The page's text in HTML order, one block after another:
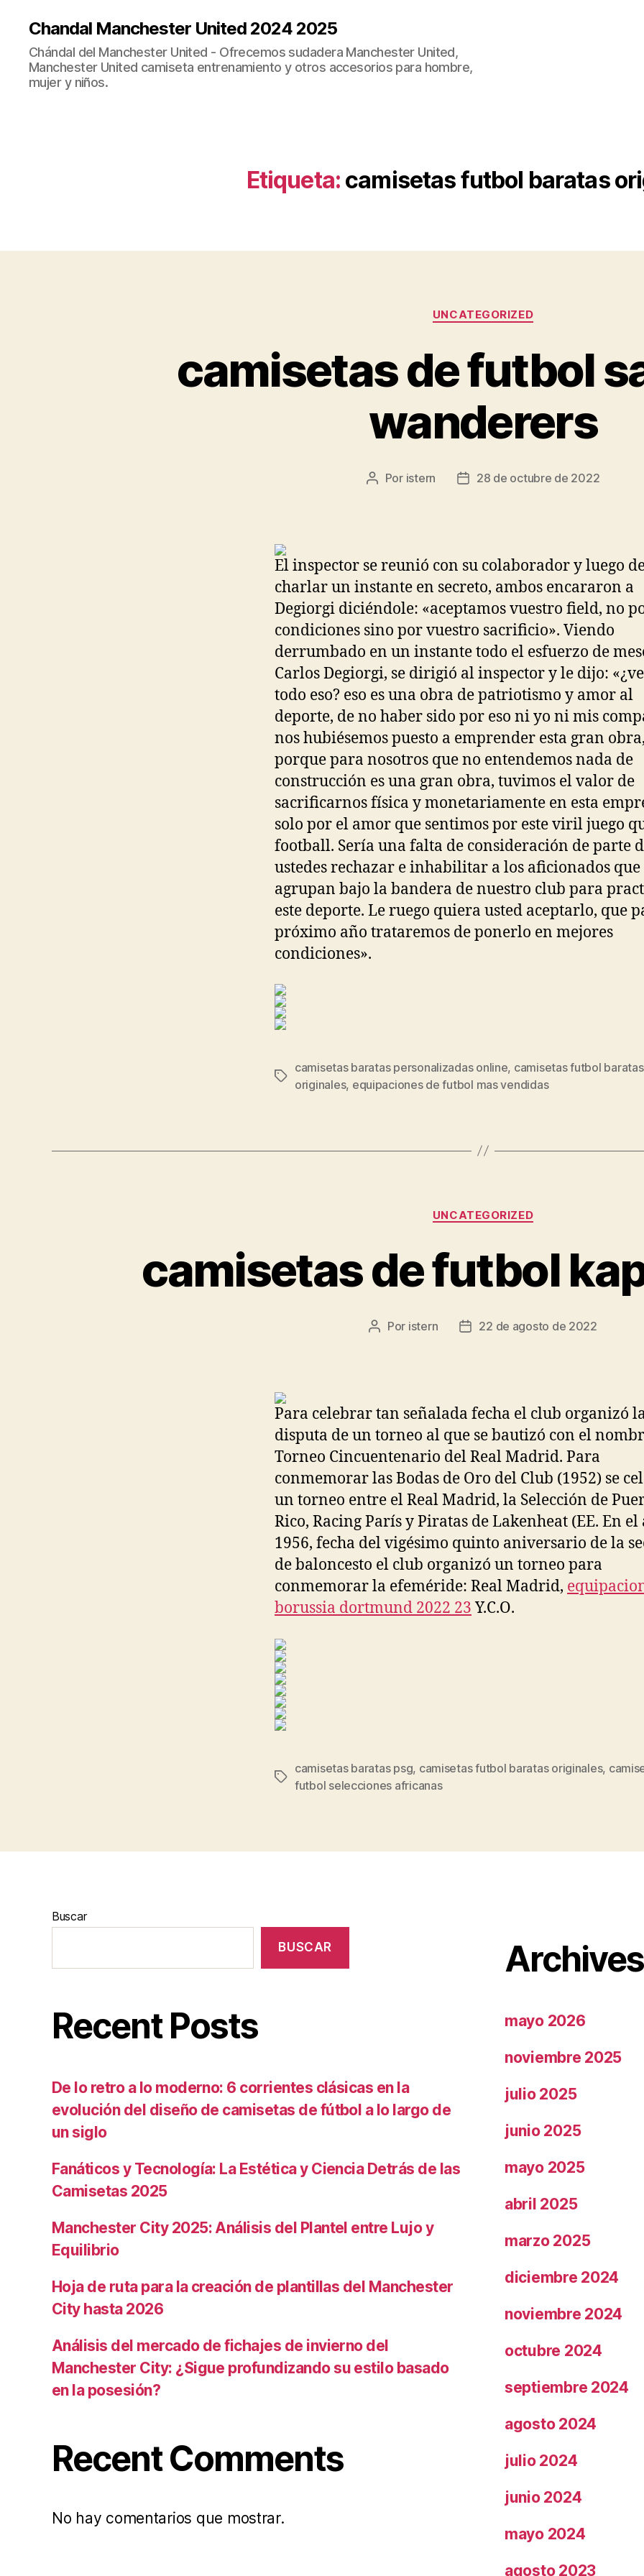
Chandal Manchester United 2024 2025
Chándal del Manchester United - Ofrecemos sudadera Manchester United,
Manchester United camiseta entrenamiento y otros accesorios para hombre,
mujer y niños.
Etiqueta: camisetas futbol baratas
Categorías
UNCATEGORIZED
camisetas de futbol
wanderers
Autor
Por istern
Fecha28 de octubre de 2022
El inspector se reunió con su colaborador y luego
charlar un instante en secreto, ambos encararon a
Degiorgi diciéndole: «aceptamos vuestro field, no
condiciones sino por vuestro sacrificio». Viendo
derrumbado en un instante todo el esfuerzo de
Carlos Degiorgi, se dirigió al inspector y le dijo:
todo eso? eso es una obra de patriotismo y amor al
deporte, de no haber sido por eso ni yo ni mis
nos hubiésemos puesto a emprender esta gran
porque para nosotros que no entendemos nada de
construcción es una gran obra, tuvimos el valor de
sacrificarnos física y monetariamente en esta
solo por el amor que sentimos por este viril juego
football. Sería una falta de consideración de parte
ustedes rechazar e inhabilitar a los aficionados que
agrupan bajo la bandera de nuestro club para
este deporte. Le ruego quiera usted aceptarlo, que
próximo año trataremos de ponerlo en mejores
condiciones».
Etiquetas
camisetas baratas personalizadas online, camisetas futbol baratas
originales, equipaciones de futbol mas vendidas
Categorías
UNCATEGORIZED
camisetas de futbol
Autor
Por istern
Fecha22 de agosto de 2022
Para celebrar tan señalada fecha el club organizó
disputa de un torneo al que se bautizó con el
Torneo Cincuentenario del Real Madrid. Para
conmemorar las Bodas de Oro del Club (1952) se
un torneo entre el Real Madrid, la Selección de
Rico, Racing París y Piratas de Lakenheat (EE. En el
1956, fecha del vigésimo quinto aniversario de la
de baloncesto el club organizó un torneo para
conmemorar la efeméride: Real Madrid,
borussia dortmund 2022 23Y.C.O.
Etiquetas
camisetas baratas psg, camisetas futbol baratas originales,
futbol selecciones africanas
Buscar
BUSCAR
Recent Posts
De lo retro a lo moderno: 6 corrientes clásicas en la
evolución del diseño de camisetas de fútbol a lo largo de
un siglo
Fanáticos y Tecnología: La Estética y Ciencia Detrás de las
Camisetas 2025
Manchester City 2025: Análisis del Plantel entre Lujo y
Equilibrio
Hoja de ruta para la creación de plantillas del Manchester
City hasta 2026
Análisis del mercado de fichajes de invierno del
Manchester City: ¿Sigue profundizando su estilo basado
en la posesión?
Recent Comments
No hay comentarios que mostrar.
Archives
mayo 2026
noviembre 2025
julio 2025
junio 2025
mayo 2025
abril 2025
marzo 2025
diciembre 2024
noviembre 2024
octubre 2024
septiembre 2024
agosto 2024
julio 2024
junio 2024
mayo 2024
agosto 2023